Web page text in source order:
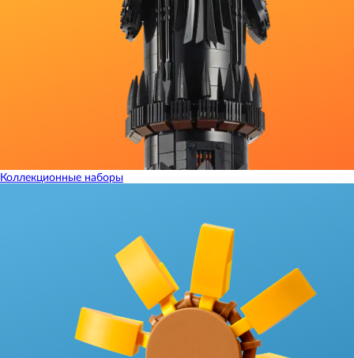
Коллекционные наборы